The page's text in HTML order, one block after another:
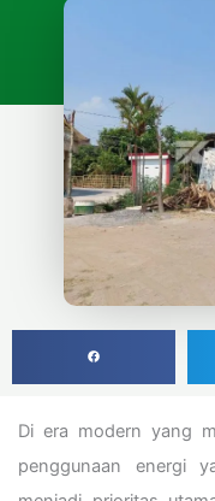
Di era modern yang
penggunaan energi